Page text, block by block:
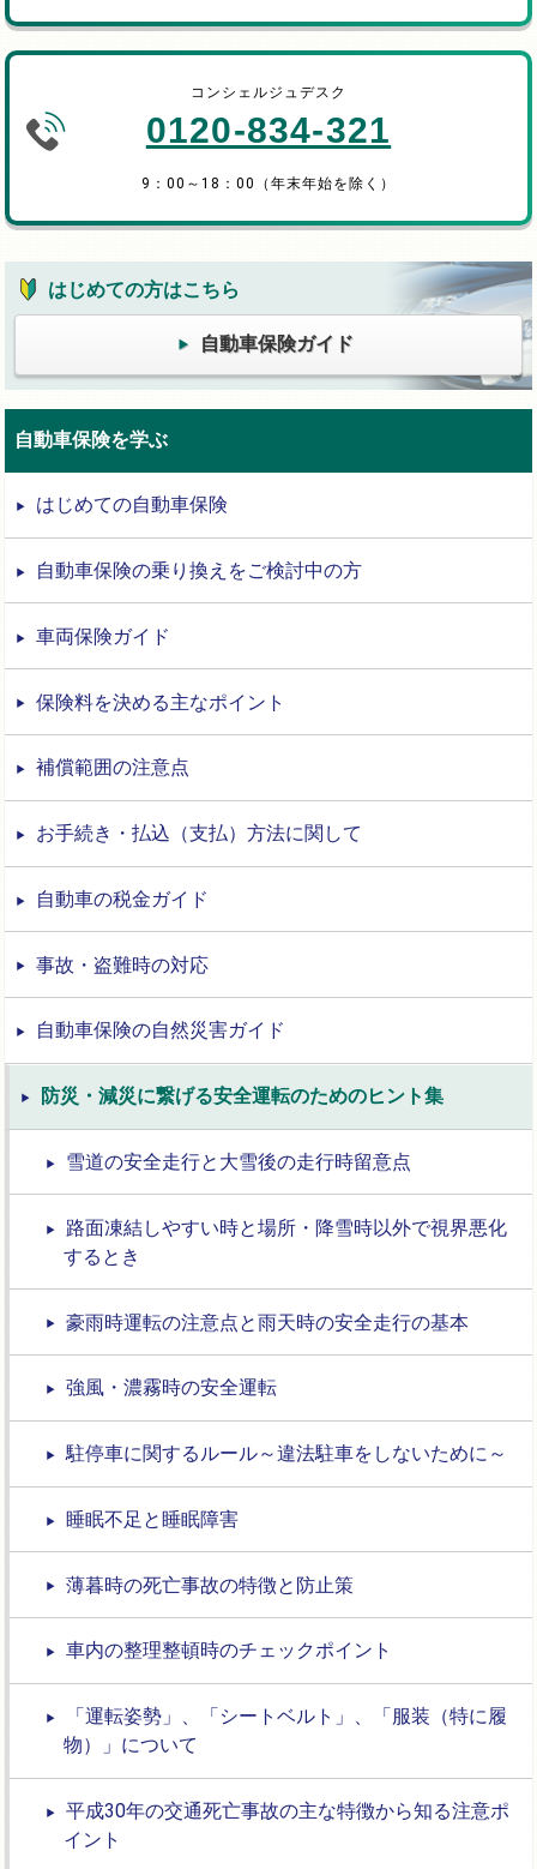
コンシェルジュデスク
0120-834-321
9：00～18：00（年末年始を除く）
はじめての方はこちら
自動車保険ガイド
自動車保険を学ぶ
はじめての自動車保険
自動車保険の乗り換えをご検討中の方
車両保険ガイド
保険料を決める主なポイント
補償範囲の注意点
お手続き・払込（支払）方法に関して
自動車の税金ガイド
事故・盗難時の対応
自動車保険の自然災害ガイド
防災・減災に繋げる安全運転のためのヒント集
雪道の安全走行と大雪後の走行時留意点
路面凍結しやすい時と場所・降雪時以外で視界悪化
するとき
豪雨時運転の注意点と雨天時の安全走行の基本
強風・濃霧時の安全運転
駐停車に関するルール～違法駐車をしないために～
睡眠不足と睡眠障害
薄暮時の死亡事故の特徴と防止策
車内の整理整頓時のチェックポイント
「運転姿勢」、「シートベルト」、「服装（特に履
物）」について
平成30年の交通死亡事故の主な特徴から知る注意ポ
イント